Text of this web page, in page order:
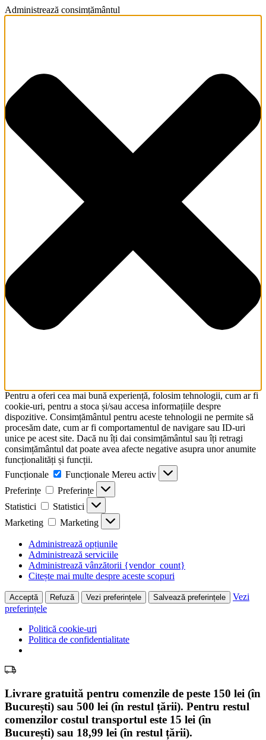
Administrează consimțământul
Pentru a oferi cea mai bună experiență, folosim tehnologii, cum ar fi
cookie-uri, pentru a stoca și/sau accesa informațiile despre
dispozitive. Consimțământul pentru aceste tehnologii ne permite să
procesăm date, cum ar fi comportamentul de navigare sau ID-uri
unice pe acest site. Dacă nu îți dai consimțământul sau îți retragi
consimțământul dat poate avea afecte negative asupra unor anumite
funcționalități și funcții.
Funcționale
Funcționale Mereu activ
Preferințe
Preferințe
Statistici
Statistici
Marketing
Marketing
Administrează opțiunile
Administrează serviciile
Administrează vânzătorii {vendor_count}
Citește mai multe despre aceste scopuri
Acceptă Refuză Vezi preferințele Salvează preferințele
Vezi
preferințele
Politică cookie-uri
Politica de confidentialitate
Livrare gratuită pentru comenzile de peste 150 lei (în
București) sau 500 lei (în restul țării). Pentru restul
comenzilor costul transportul este 15 lei (în
București) sau 18,99 lei (în restul țării).